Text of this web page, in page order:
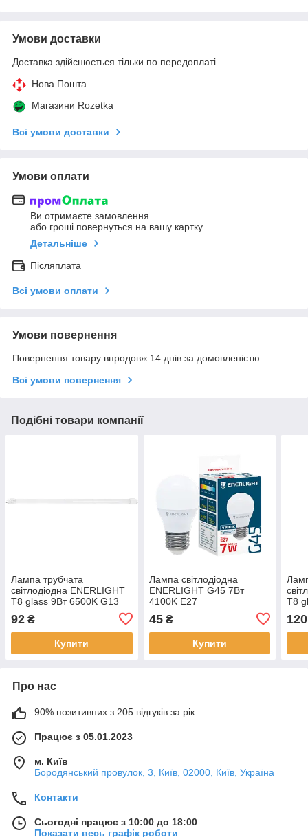
Умови доставки
Доставка здійснюється тільки по передоплаті.
Нова Пошта
Магазини Rozetka
Всі умови доставки
Умови оплати
Ви отримаєте замовлення
або гроші повернуться на вашу картку
Детальніше
Післяплата
Всі умови оплати
Умови повернення
Повернення товару впродовж 14 днів за домовленістю
Всі умови повернення
Подібні товари компанії
Лампа трубчата
світлодіодна ENERLIGHT
T8 glass 9Вт 6500K G13
92 ₴
Купити
Лампа світлодіодна
ENERLIGHT G45 7Вт
4100K E27
45₴
Купити
T8
120
Про нас
90% позитивних з 205 відгуків за рік
Працює з 05.01.2023
м. Київ
Бородянський провулок, 3, Київ, 02000, Київ, Україна
Контакти
Сьогодні працює з 10:00 до 18:00
Показати весь графік роботи